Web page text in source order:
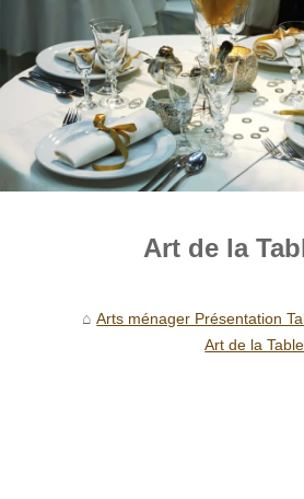
Art de la
Arts ménager Présentation
Art de la Table